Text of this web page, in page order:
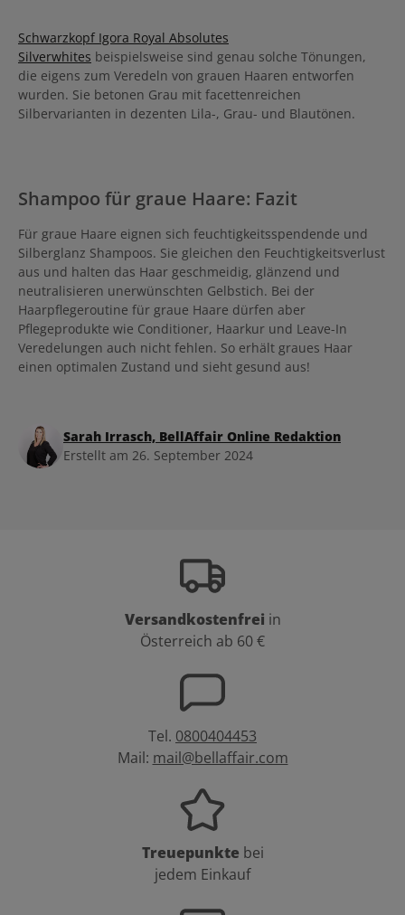
Schwarzkopf Igora Royal Absolutes
Silverwhites beispielsweise sind genau solche Tönungen,
die eigens zum Veredeln von grauen Haaren entworfen
wurden. Sie betonen Grau mit facettenreichen
Silbervarianten in dezenten Lila-, Grau- und Blautönen.
Shampoo für graue Haare: Fazit
Für graue Haare eignen sich feuchtigkeitsspendende und
Silberglanz Shampoos. Sie gleichen den Feuchtigkeitsverlust
aus und halten das Haar geschmeidig, glänzend und
neutralisieren unerwünschten Gelbstich. Bei der
Haarpflegeroutine für graue Haare dürfen aber
Pflegeprodukte wie Conditioner, Haarkur und Leave-In
Veredelungen auch nicht fehlen. So erhält graues Haar
einen optimalen Zustand und sieht gesund aus!
Sarah Irrasch, BellAffair Online Redaktion
Erstellt am 26. September 2024
Versandkostenfrei in
Österreich ab 60 €
Tel. 0800404453
Mail: mail@bellaffair.com
Treuepunkte bei
jedem Einkauf